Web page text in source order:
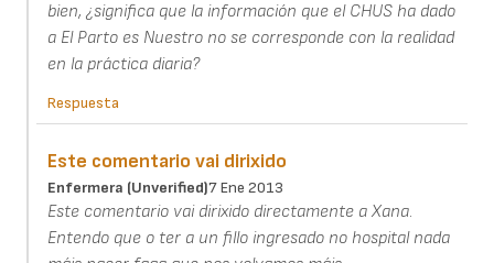
bien, ¿significa que la información que el CHUS ha dado
a El Parto es Nuestro no se corresponde con la realidad
en la práctica diaria?
Respuesta
Este comentario vai dirixido
Enfermera (unverified)7 Ene 2013
Este comentario vai dirixido directamente a Xana.
Entendo que o ter a un fillo ingresado no hospital nada